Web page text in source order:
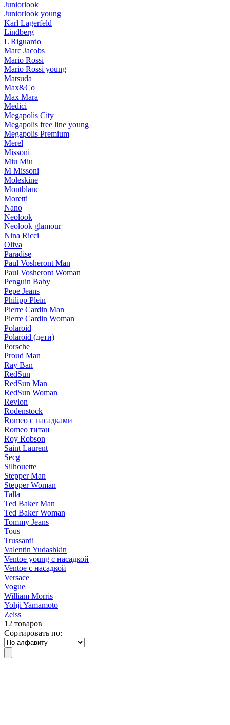
Juniorlook
Juniorlook young
Karl Lagerfeld
Lindberg
L Riguardo
Marc Jacobs
Mario Rossi
Mario Rossi young
Matsuda
Max&Co
Max Mara
Medici
Megapolis City
Megapolis free line young
Megapolis Premium
Merel
Missoni
Miu Miu
M Missoni
Moleskine
Montblanc
Moretti
Nano
Neolook
Neolook glamour
Nina Ricci
Oliva
Paradise
Paul Vosheront Man
Paul Vosheront Woman
Penguin Baby
Pepe Jeans
Philipp Plein
Pierre Cardin Man
Pierre Cardin Woman
Polaroid
Polaroid (дети)
Porsche
Proud Man
Ray Ban
RedSun
RedSun Man
RedSun Woman
Revlon
Rodenstock
Romeo с насадками
Romeo титан
Roy Robson
Saint Laurent
Secg
Silhouette
Stepper Man
Stepper Woman
Talla
Ted Baker Man
Ted Baker Woman
Tommy Jeans
Tous
Trussardi
Valentin Yudashkin
Ventoe young с насадкой
Ventoe с насадкой
Versace
Vogue
William Morris
Yohji Yamamoto
Zeiss
12 товаров
Сортировать по: